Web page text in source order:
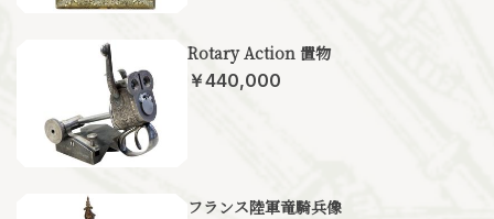
Rotary Action 置物
￥440,000
フランス陸軍竜騎兵像